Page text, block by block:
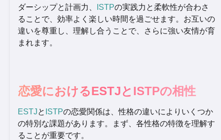
ダーシップと計画力、
ISTPの実践力と柔軟性が合わさ
ることで、効率よく楽しい時間を過ごせます。お互いの
違いを尊重し、理解し合うことで、さらに強い友情が育
まれます。
恋愛におけるESTJとISTPの相性
ESTJと ISTPの恋愛関係は、性格の違いによりいくつか
の特別な課題があります。まず、各性格の特徴を理解す
ることが重要です。